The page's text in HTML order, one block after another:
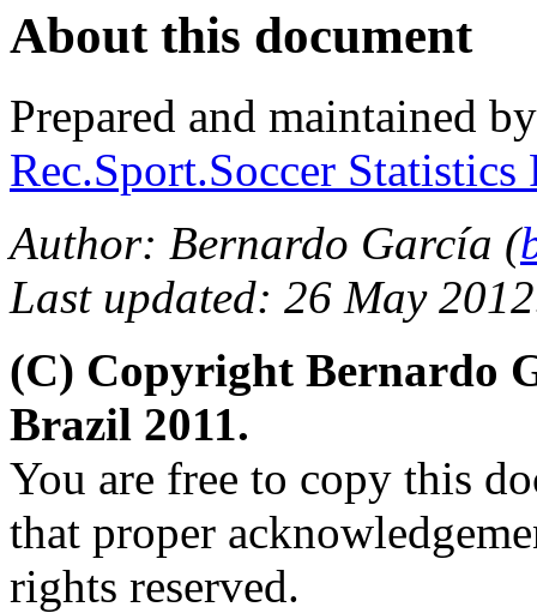
About this document
Prepared and maintained
Rec.Sport.Soccer
Author: Bernardo García (
Last updated: 26 May
(C) Copyright Bernardo
Brazil 2011.
You are free to copy this
that proper
rights reserved.